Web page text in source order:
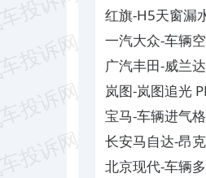
红旗-H5天窗漏
一汽大众-车辆
广汽丰田-威兰
磁
岚图-岚图追光
置与功能
宝马-车辆进气
长安马自达-昂
锈
北京现代-车辆